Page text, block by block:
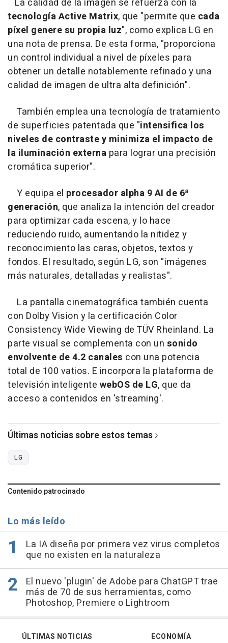
La calidad de la imagen se refuerza con la
tecnología Active Matrix, que "permite que cada
píxel genere su propia luz", como explica LG en
una nota de prensa. De esta forma, "proporciona
un control individual a nivel de píxeles para
obtener un detalle notablemente refinado y una
calidad de imagen de ultra alta definición".
También emplea una tecnología de tratamiento
de superficies patentada que "intensifica los
niveles de contraste y minimiza el impacto de
la iluminación externa para lograr una precisión
cromática superior".
Y equipa el procesador alpha 9 AI de 6ª
generación, que analiza la intención del creador
para optimizar cada escena, y lo hace
reduciendo ruido, aumentando la nitidez y
reconocimiento las caras, objetos, textos y
fondos. El resultado, según LG, son "imágenes
más naturales, detalladas y realistas".
La pantalla cinematográfica también cuenta
con Dolby Vision y la certificación Color
Consistency Wide Viewing de TÜV Rheinland. La
parte visual se complementa con un sonido
envolvente de 4.2 canales con una potencia
total de 100 vatios. E incorpora la plataforma de
televisión inteligente webOS de LG, que da
acceso a contenidos en 'streaming'.
Últimas noticias sobre estos temas
LG
Contenido patrocinado
Lo más leído
La IA diseña por primera vez virus completos
que no existen en la naturaleza
El nuevo 'plugin' de Adobe para ChatGPT trae
más de 70 de sus herramientas, como
Photoshop, Premiere o Lightroom
ÚLTIMAS NOTICIAS
ECONOMÍA